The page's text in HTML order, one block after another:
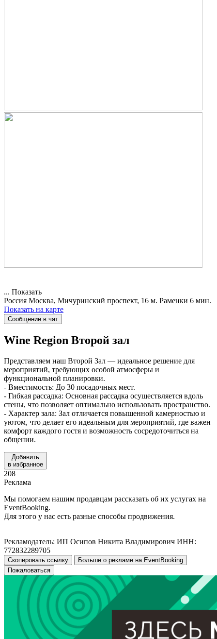
... Показать
Россия Москва, Мичуринский проспект, 16 м. Раменки 6 мин.
Показать на карте
Сообщение в чат
Wine Region Второй зал
Представляем наш Второй Зал — идеальное решение для
мероприятий, требующих особой атмосферы и
функциональной планировки.
- Вместимость: До 30 посадочных мест.
- Гибкая рассадка: Основная рассадка осуществляется вдоль
стены, что позволяет оптимально использовать пространство.
- Характер зала: Зал отличается повышенной камерностью и
уютом, что делает его идеальным для мероприятий, где важен
комфорт каждого гостя и возможность сосредоточиться на
общении.
Добавить
в избранное
208
Реклама
Мы помогаем нашим продавцам рассказать об их услугах на
EventBooking.
Для этого у нас есть разные способы продвижения.
Рекламодатель: ИП Осипов Никита Владимирович ИНН:
772832289705
Скопировать ссылку
Больше о рекламе на EventBooking
Пожаловаться